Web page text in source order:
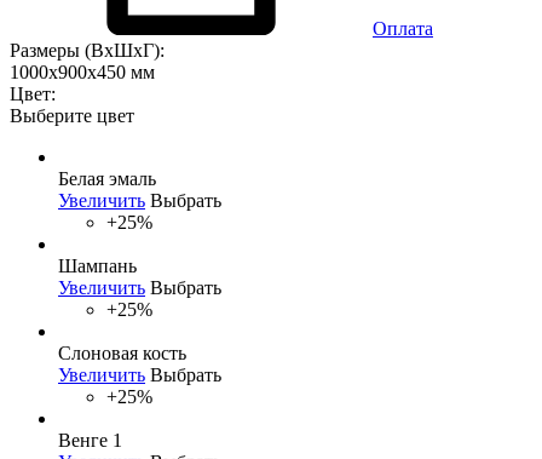
Оплата
Размеры (ВхШхГ):
1000x900x450 мм
Цвет:
Выберите цвет
Белая эмаль
Увеличить Выбрать
+25%
Шампань
Увеличить Выбрать
+25%
Слоновая кость
Увеличить Выбрать
+25%
Венге 1